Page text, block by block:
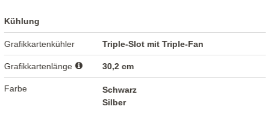
Kühlung
Grafikkartenkühler Triple-Slot mit Triple-Fan
Grafikkartenlänge 30,2 cm
Farbe
Schwarz
Silber